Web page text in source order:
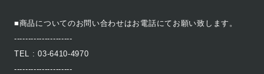
■商品についてのお問い合わせはお電話にてお願い致します。
---------------------
TEL : 03-6410-4970
---------------------